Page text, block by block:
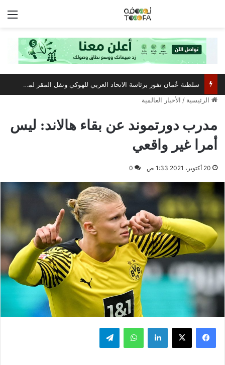
الرئيسية / الأخبار العالمية
مدرب دورتموند عن بقاء هالاند: ليس
أمرا غير واقعي
20 أكتوبر، 2021 1:33 ص 0
فيسبوك ‫X لينكدإن واتساب تيلقرام